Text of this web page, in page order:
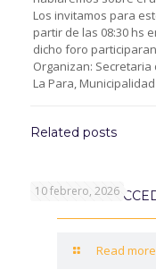
Los invitamos para
partir de las 08:30 hs
dicho foro
Organizan: Secretaria
La Para,
Related posts
10 febrero, 2026
PROGRAMA
Read more